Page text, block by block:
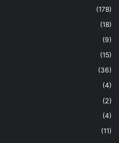
(178)
(18)
(9)
(15)
(36)
(4)
(2)
(4)
(11)